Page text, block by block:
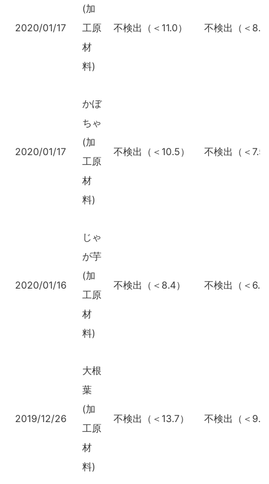
2020/01/17
(加
工原
材
料)
不検出（＜11.0） 不検出（＜8.2
2020/01/17
かぼ
ちゃ
(加
工原
材
料)
不検出（＜10.5） 不検出（＜7.5
2020/01/16
じゃ
が芋
(加
工原
材
料)
不検出（＜8.4） 不検出（＜6.1
2019/12/26
大根
葉
(加
工原
材
料)
不検出（＜13.7） 不検出（＜9.8